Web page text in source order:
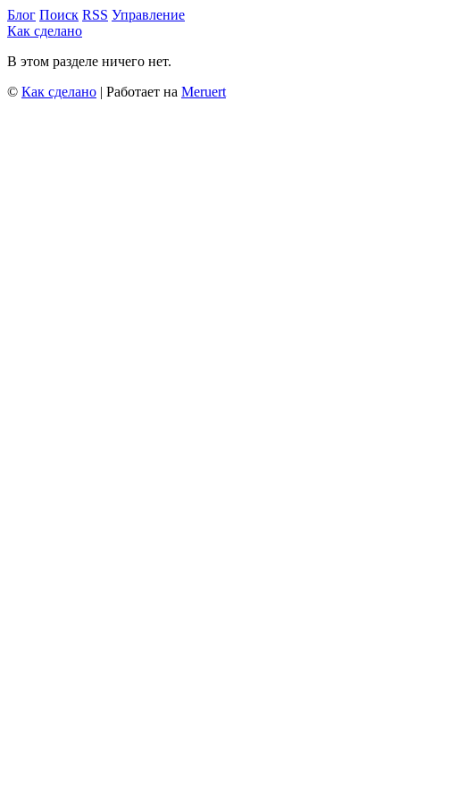
Блог Поиск RSS Управление
Как сделано
В этом разделе ничего нет.
© Как сделано | Работает на Meruert